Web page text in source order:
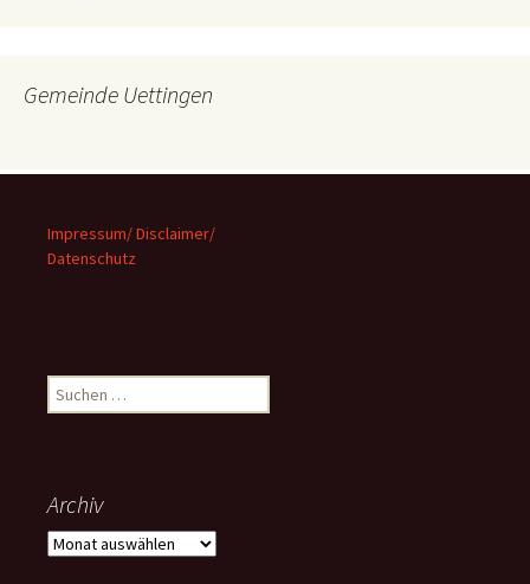
Gemeinde Uettingen
Impressum/ Disclaimer/
Datenschutz
Suchen
nach:
Archiv
Archiv